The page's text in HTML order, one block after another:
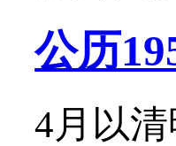
公历
4月以